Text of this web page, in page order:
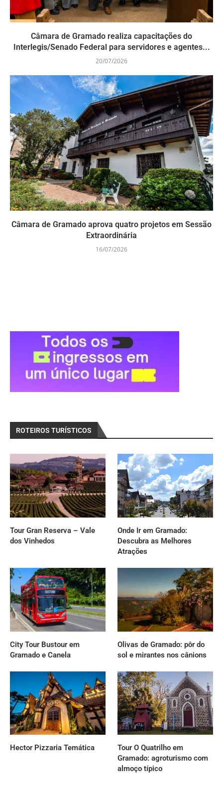
Câmara de Gramado realiza capacitações do
Interlegis/Senado Federal para servidores e agentes...
20/07/2026
Câmara de Gramado aprova quatro projetos em Sessão
Extraordinária
16/07/2026
ROTEIROS TURÍSTICOS
Tour Gran Reserva – Vale
dos Vinhedos
Onde Ir em Gramado:
Descubra as Melhores
Atrações
City Tour Bustour em
Gramado e Canela
Olivas de Gramado: pôr do
sol e mirantes nos cânions
Hector Pizzaria Temática
Tour O Quatrilho em
Gramado: agroturismo com
almoço típico